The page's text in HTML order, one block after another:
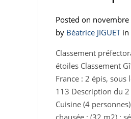
Posted on
by Béatrice JIGUETin
Classement
étoiles Classement
France : 2 épis, sous
113 Description du 2
Cuisine (4
chausée : (32 m2) :